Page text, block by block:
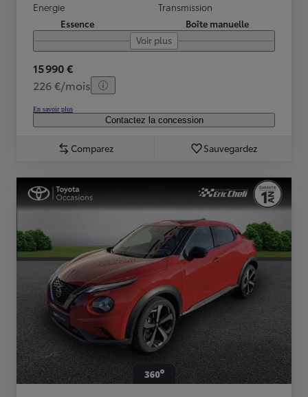
Energie
Essence
Transmission
Boîte manuelle
Voir plus
15 990 €
226 €/mois
En savoir plus
Contactez la concession
Comparez Sauvegardez